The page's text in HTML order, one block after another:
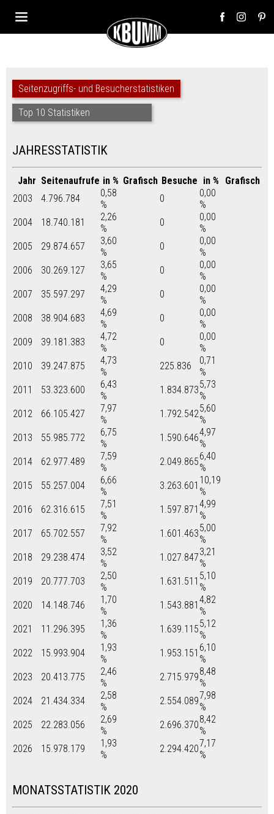
Seitenzugriffs- und Besucherstatistiken
Top 10 Statistiken
JAHRESSTATISTIK
Jahr Seitenaufrufe in % Grafisch Besuche in %
Grafisch
2003
4.796.784
0,58
%
0
0,00
%
2004
18.740.181
2,26
%
0
0,00
%
2005
29.874.657
3,60
%
0
0,00
%
2006
30.269.127
3,65
%
0
0,00
%
2007
35.597.297
4,29
%
0
0,00
%
2008
38.904.683
4,69
%
0
0,00
%
2009
39.181.383
4,72
%
0
0,00
%
2010
39.247.875
4,73
%
225.836
0,71
%
2011
53.323.600
6,43
%
1.834.8735,73
%
2012
66.105.427
7,97
%
1.792.5425,60
%
2013
55.985.772
6,75
%
1.590.6464,97
%
2014
62.977.489
7,59
%
2.049.8656,40
%
2015
55.257.004
6,66
%
3.263.601 10,19
%
2016
62.316.615
7,51
%
1.597.871 4,99
%
2017
65.702.557
7,92
%
1.601.4635,00
%
2018
29.238.474
3,52
%
1.027.8473,21
%
2019
20.777.703
2,50
%
1.631.511 5,10
%
2020
14.148.746
1,70
%
1.543.881 4,82
%
2021
11.296.395
1,36
%
1.639.1155,12
%
2022
15.993.904
1,93
%
1.953.151 6,10
%
2023
20.413.775
2,46
%
2.715.9798,48
%
2024
21.434.334
2,58
%
2.554.0897,98
%
2025
22.283.056
2,69
%
2.696.3708,42
%
2026
15.978.179
1,93
%
2.294.4207,17
%
MONATSSTATISTIK 2020